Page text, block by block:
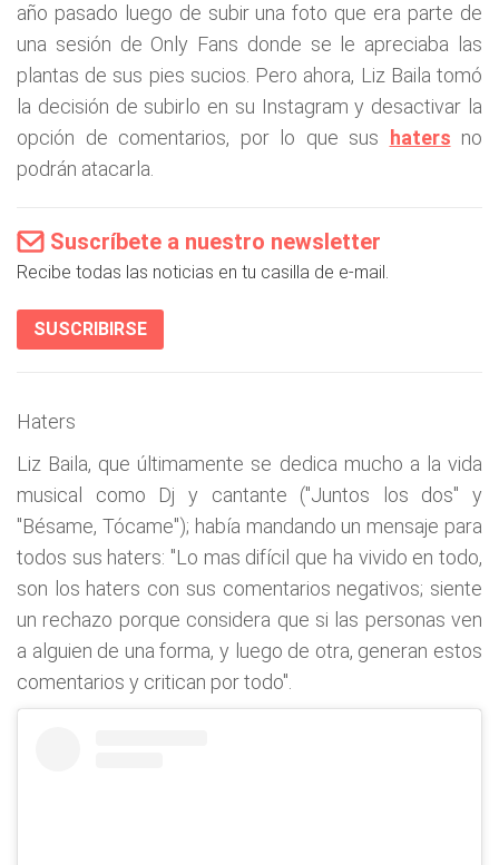
año pasado luego de subir una foto que era parte de
una sesión de Only Fans donde se le apreciaba las
plantas de sus pies sucios. Pero ahora, Liz Baila tomó
la decisión de subirlo en su Instagram y desactivar la
opción de comentarios, por lo que sus
haters no
podrán atacarla.
Suscríbete a nuestro newsletter
Recibe todas las noticias en tu casilla de e-mail.
SUSCRIBIRSE
Haters
Liz Baila, que últimamente se dedica mucho a la vida
musical como Dj y cantante ("Juntos los dos" y
"Bésame, Tócame"); había mandando un mensaje para
todos sus haters: "Lo mas difícil que ha vivido en todo,
son los haters con sus comentarios negativos; siente
un rechazo porque considera que si las personas ven
a alguien de una forma, y luego de otra, generan estos
comentarios y critican por todo".